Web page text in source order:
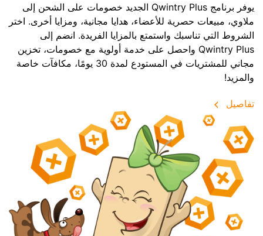
يوفر برنامج Qwintry Plus الجديد خصومات على الشحن إلى
ملاوي، مبيعات حصرية للأعضاء، هدايا مجانية، ومزايا أخرى. اختر
الشروط التي تناسبك واستمتع بالمزايا الفريدة. انضم إلى
Qwintry Plus واحصل على خدمة أولوية مع خصومات، تخزين
مجاني للمشتريات في المستودع لمدة 30 يومًا، مكافآت خاصة
والمزيد!
تفاصيل